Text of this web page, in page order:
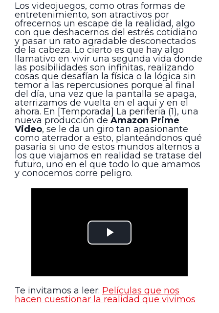
Los videojuegos, como otras formas de
entretenimiento, son atractivos por
ofrecernos un escape de la realidad, algo
con que deshacernos del estrés cotidiano
y pasar un rato agradable desconectados
de la cabeza. Lo cierto es que hay algo
llamativo en vivir una segunda vida donde
las posibilidades son infinitas, realizando
cosas que desafían la física o la lógica sin
temor a las repercusiones porque al final
del día, una vez que la pantalla se apaga,
aterrizamos de vuelta en el aquí y en el
ahora. En [Temporada] La periferia (1), una
nueva producción de Amazon Prime
Video, se le da un giro tan apasionante
como aterrador a esto, planteándonos qué
pasaría si uno de estos mundos alternos a
los que viajamos en realidad se tratase del
futuro, uno en el que todo lo que amamos
y conocemos corre peligro.
Te invitamos a leer: Películas que nos
hacen cuestionar la realidad que vivimos